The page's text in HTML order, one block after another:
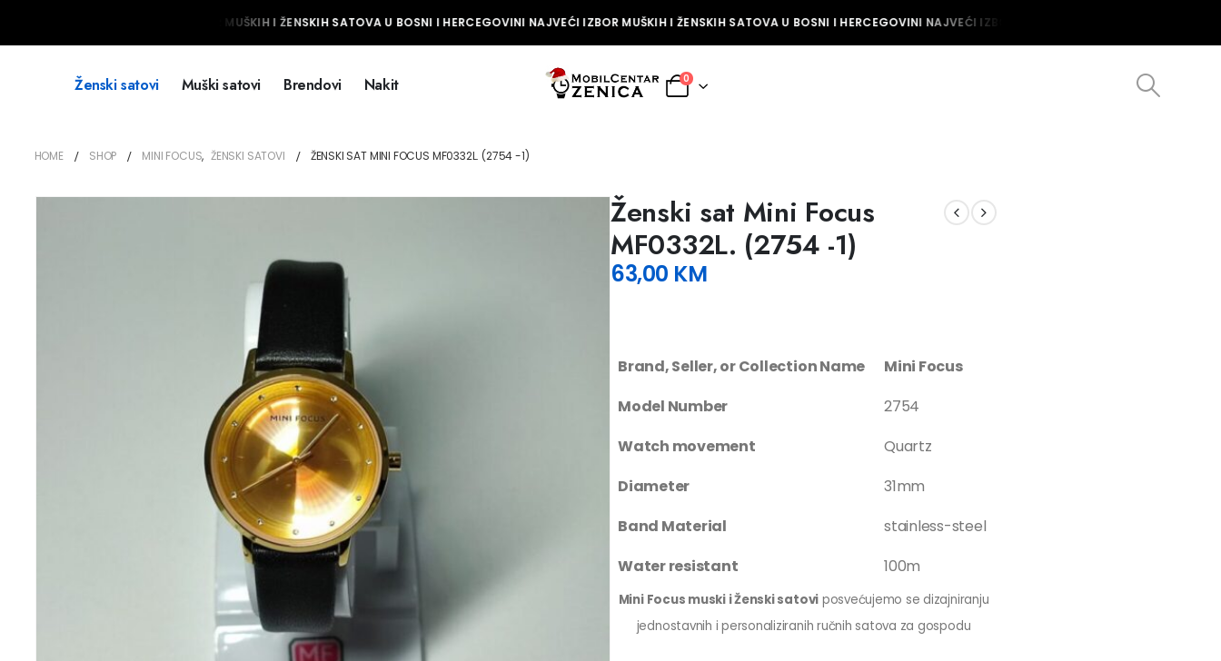
NAJVEĆI IZBOR MUŠKIH I ŽENSKIH SATOVA U BOSNI I HERCEGOVINI NAJVEĆI IZBOR MUŠKIH I ŽENSKIH SATOVA U BOSNI I HERCEGOVINI NAJVEĆI IZBOR MUŠKIH I ŽENSKIH SATOVA U
Ženski satovi Muški satovi Brendovi Nakit 0
HOME SHOP MINI FOCUS, ŽENSKI SATOVI ŽENSKI SAT MINI FOCUS MF0332L. (2754 -1)
Ženski sat Mini Focus
MF0332L. (2754 -1)
63,00 KM
Brand, Seller, or Collection Name
Mini Focus
Model Number
2754
Watch movement
Quartz
Diameter
31mm
Band Material
stainless-steel
Water resistant
100m
Mini Focus muski i Ženski satovi posvećujemo se dizajniranju
jednostavnih i personaliziranih ručnih satova za gospodu